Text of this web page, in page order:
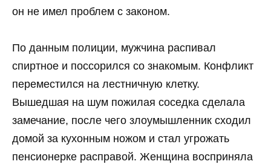
он не имел проблем с законом.
По данным полиции, мужчина распивал
спиртное и поссорился со знакомым. Конфликт
переместился на лестничную клетку.
Вышедшая на шум пожилая соседка сделала
замечание, после чего злоумышленник сходил
домой за кухонным ножом и стал угрожать
пенсионерке расправой. Женщина восприняла